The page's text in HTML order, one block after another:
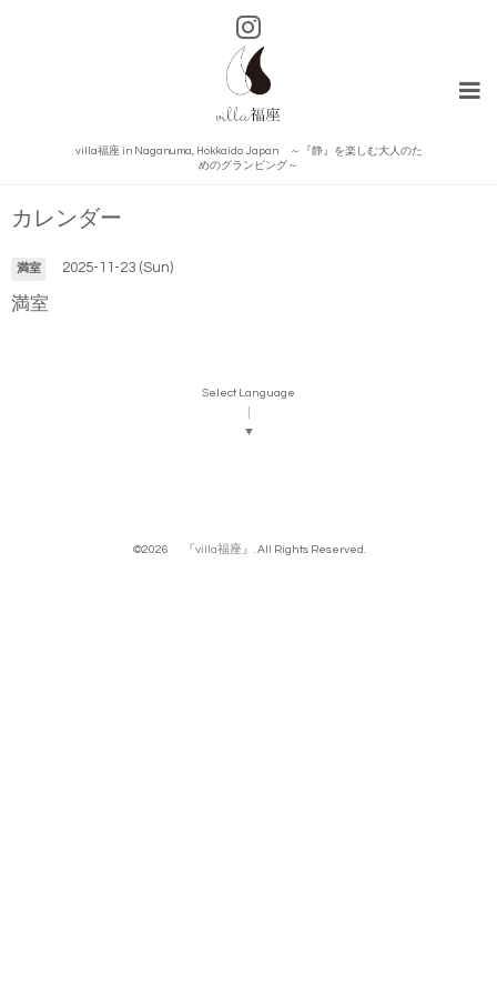
villa福座 in Naganuma, Hokkaido Japan ～『静』を楽しむ大人のた
めのグランピング～
カレンダー
満室 2025-11-23 (Sun)
満室
Select Language
▼
©2026 『villa福座』 . All Rights Reserved.